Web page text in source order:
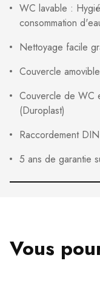
WC lavable :
consommation
Nettoyage facile
Couvercle
Couvercle de WC
(Duroplast)
Raccordement DIN
5 ans de garantie
Vous